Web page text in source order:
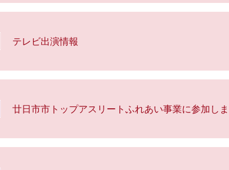
テレビ出演情報
廿日市市トップアスリートふれあい事業に参加し